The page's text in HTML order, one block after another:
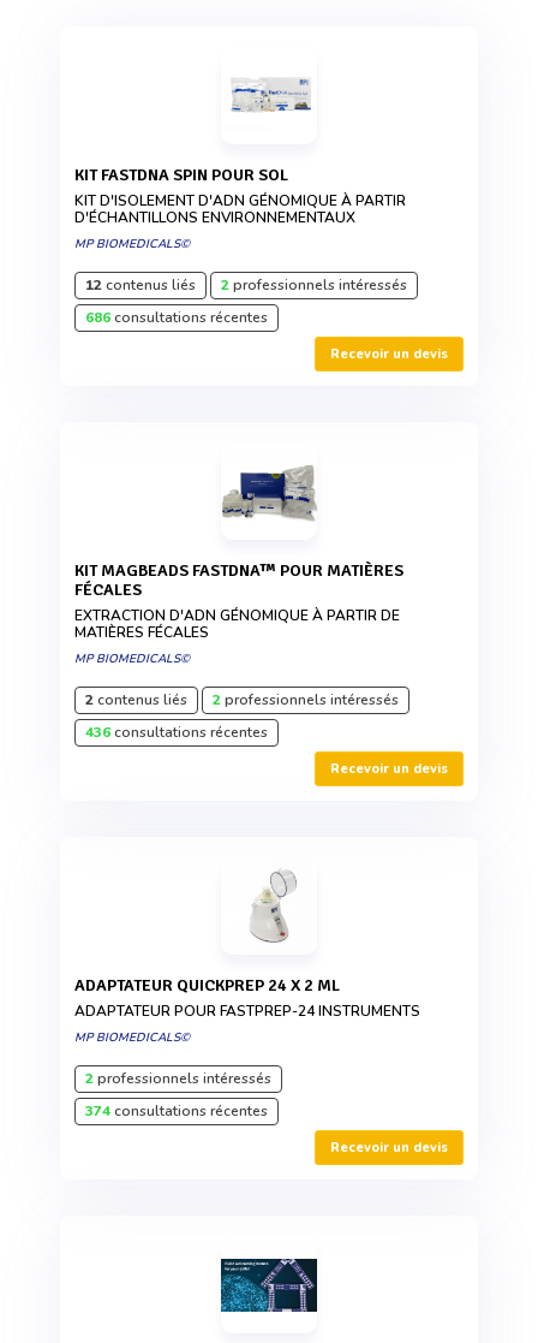
KIT FASTDNA SPIN POUR SOL
KIT D'ISOLEMENT D'ADN GÉNOMIQUE À PARTIR
D'ÉCHANTILLONS ENVIRONNEMENTAUX
MP BIOMEDICALS©
12contenus liés 2professionnels intéressés
686consultations récentes
Recevoir un devis
KIT MAGBEADS FASTDNA™ POUR MATIÈRES
FÉCALES
EXTRACTION D'ADN GÉNOMIQUE À PARTIR DE
MATIÈRES FÉCALES
MP BIOMEDICALS©
2contenus liés 2professionnels intéressés
436consultations récentes
Recevoir un devis
ADAPTATEUR QUICKPREP 24 X 2 ML
ADAPTATEUR POUR FASTPREP-24 INSTRUMENTS
MP BIOMEDICALS©
2professionnels intéressés
374consultations récentes
Recevoir un devis